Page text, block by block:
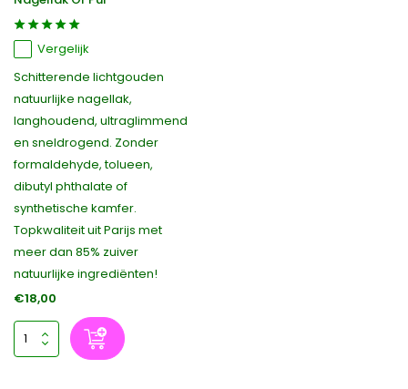
Vergelijk
Schitterende lichtgouden
natuurlijke nagellak,
langhoudend, ultraglimmend
en sneldrogend. Zonder
formaldehyde, tolueen,
dibutyl phthalate of
synthetische kamfer.
Topkwaliteit uit Parijs met
meer dan 85% zuiver
natuurlijke ingrediënten!
€18,00